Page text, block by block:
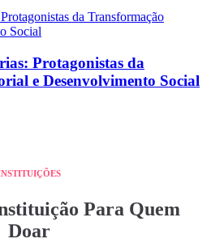
Protagonistas da
e Desenvolvimento Social
Para Quem
Doar